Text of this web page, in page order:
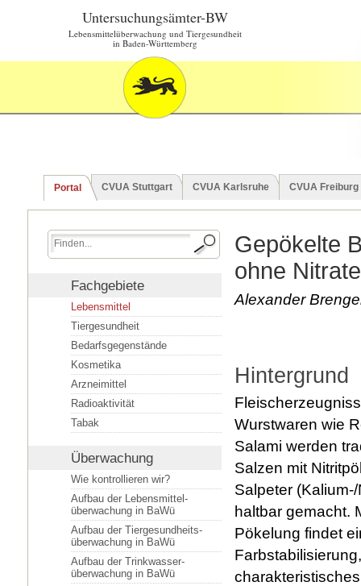
Untersuchungsämter-BW
Lebensmittelüberwachung und Tiergesundheit
in Baden-Württemberg
Portal CVUA Stuttgart CVUA Karlsruhe CVUA Freiburg
Fachgebiete
Lebensmittel
Tiergesundheit
Bedarfsgegenstände
Kosmetika
Arzneimittel
Radioaktivität
Tabak
Überwachung
Wie kontrollieren wir?
Aufbau der Lebensmittel­
überwachung in BaWü
Aufbau der Tiergesundheits­
überwachung in BaWü
Aufbau der Trinkwasser­
überwachung in BaWü
Gepökelte
ohne
Alexander
Hintergrund
Wurstwaren wie
Salami werden
Salzen mit
Salpeter
haltbar gemacht.
Pökelung findet